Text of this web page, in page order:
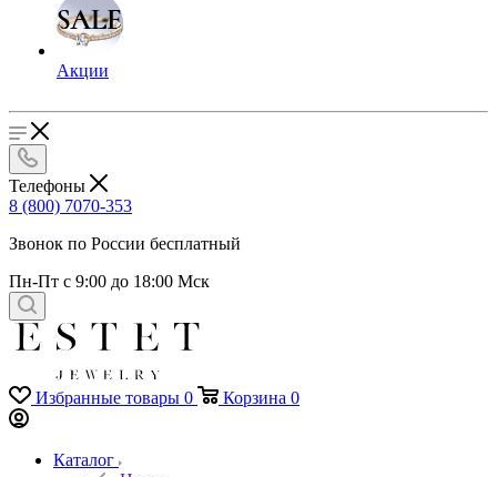
Акции
Телефоны
8 (800) 7070-353
Звонок по России бесплатный
Пн-Пт с 9:00 до 18:00 Мск
Избранные товары 0 Корзина 0
Каталог